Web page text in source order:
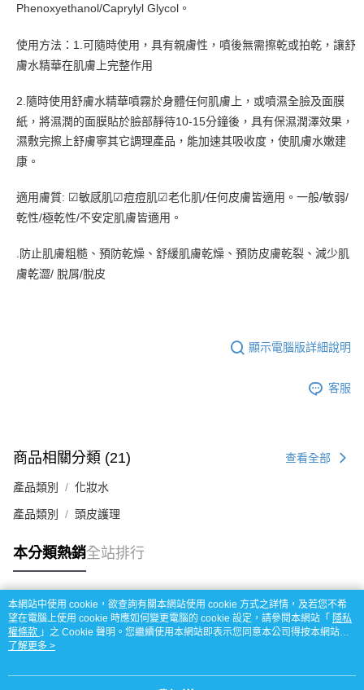
Phenoxyethanol/Caprylyl Glycol。
使用方法：1.可隨時使用，具有親膚性，噴後無需擦乾或拍乾， 讓舒
膚水精華在肌膚上完整作用
2.隨時使用舒膚水精華噴霧於身體任何肌膚上，或噴濕全臉及面膜
紙，將濕潤的面膜貼於臉部靜待10-15分鐘後，具有保濕潤澤效果，
濕敷完擦上舒膚寧其它調理產品，能加速其吸收度，使肌膚水嫩建
康。
適用膚質: ☑敏感肌☑痘痘肌☑老化肌/任何皮膚皆適用。一般/敏弱/
乾性/極乾性/不安定肌膚皆適用。
.防止肌膚粗糙、預防乾燥、舒緩肌膚乾燥、預防皮膚乾裂、減少肌
膚乾澀/ 脫屑/脫皮
顯示電腦版詳細說明
客服
商品相關分類 (21) 查看全部
產品類別 化妝水
產品類別 頭皮護理
本分類熱銷全站排行
熱門標籤
本網站中使用 cookie，欲查詢有關本網站使用 cookie 方式之詳情，及若您不希
望在電腦上使用 cookie 時應如何變更電腦的 cookie 設定，請參閱本網站「 隱私
權條款 」之 Cookie 聲明。您繼續使用本網站即表示您同意本公司得按本網站使
用條款之 Cookie 聲明使用 cookie。
了解更多 >